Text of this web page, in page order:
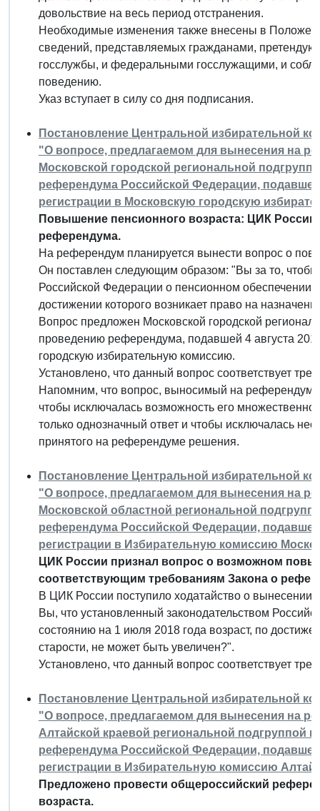
довольствие на весь период отстранения.
Необходимые изменения также внесены в
сведений, представляемых гражданами,
госслужбы, и федеральными госслужащими, и
поведению.
Указ вступает в силу со дня подписания.
Постановление Центральной избирательной
"О вопросе, предлагаемом для вынесения на
Московской городской региональной
референдума Российской Федерации, подавшей
регистрации в Московскую городскую
Повышение пенсионного возраста: ЦИК России
референдума.
На референдум планируется вынести вопрос о
Он поставлен следующим образом: "Вы за то, чтобы
Российской Федерации о пенсионном обеспечении
достижении которого возникает право на
Вопрос предложен Московской городской
проведению референдума, подавшей 4 августа
городскую избирательную комиссию.
Установлено, что данный вопрос соответствует
Напомним, что вопрос, выносимый на
чтобы исключалась возможность его
только однозначный ответ и чтобы исключалась
принятого на референдуме решения.
Постановление Центральной избирательной
"О вопросе, предлагаемом для вынесения на
Московской областной региональной
референдума Российской Федерации, подавшей
регистрации в Избирательную комиссию
ЦИК России признал вопрос о возможном
соответствующим требованиям Закона о
В ЦИК России поступило ходатайство о
Вы, что установленный законодательством
состоянию на 1 июля 2018 года возраст, по
старости, не может быть увеличен?".
Установлено, что данный вопрос соответствует
Постановление Центральной избирательной
"О вопросе, предлагаемом для вынесения на
Алтайской краевой региональной подгруппой
референдума Российской Федерации, подавшей
регистрации в Избирательную комиссию
Предложено провести общероссийский
возраста.